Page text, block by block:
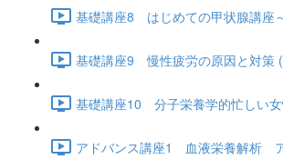
基礎講座8 はじめての甲状腺講座
基礎講座9 慢性疲労の原因と対策
基礎講座10 分子栄養学的忙しい
アドバンス講座1 血液栄養解析